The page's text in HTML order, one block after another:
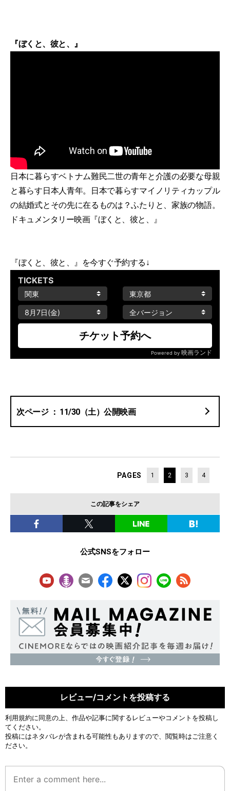
『ぼくと、彼と、』
日本に暮らすベトナム難民二世の青年と介護の必要な母親
と暮らす日本人青年。日本で暮らすマイノリティカップル
の結婚式とその先に在るものは？ふたりと、家族の物語。
ドキュメンタリー映画『ぼくと、彼と、』
『ぼくと、彼と、』を今すぐ予約する↓
11/30（土）公開映画
PAGES 1 2 3 4
この記事をシェア
公式SNSをフォロー
レビュー/コメントを投稿する
利用規約に同意の上、作品や記事に関するレビューやコメントを投稿し
てください。
投稿にはネタバレが含まれる可能性もありますので、閲覧時はご注意く
ださい。